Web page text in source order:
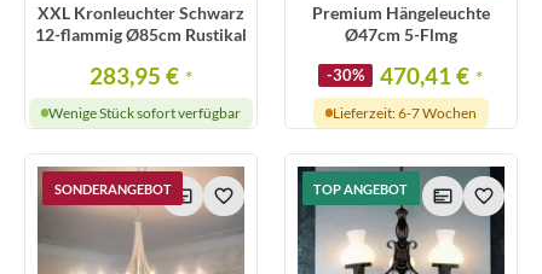
XXL Kronleuchter Schwarz
12-flammig Ø85cm Rustikal
283,95 € *
Wenige Stück sofort verfügbar
Premium Hängeleuchte
Ø47cm 5-Flmg
-30% 470,41 € *
Lieferzeit: 6-7 Wochen
SONDERANGEBOT TOP ANGEBOT